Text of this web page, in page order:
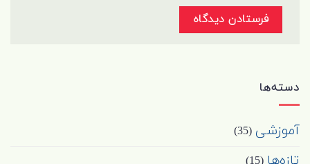
دسته‌ها
آموزشی (35)